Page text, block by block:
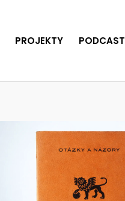
PROJEKTY PODCAST